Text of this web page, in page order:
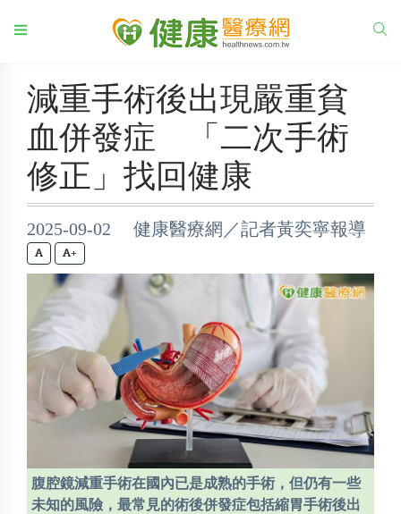
減重手術後出現嚴重貧
血併發症 「二次手術
修正」找回健康
2025-09-02 健康醫療網／記者黃奕寧報導
+
腹腔鏡減重手術在國內已是成熟的手術，但仍有一些
未知的風險，最常見的術後併發症包括縮胃手術後出